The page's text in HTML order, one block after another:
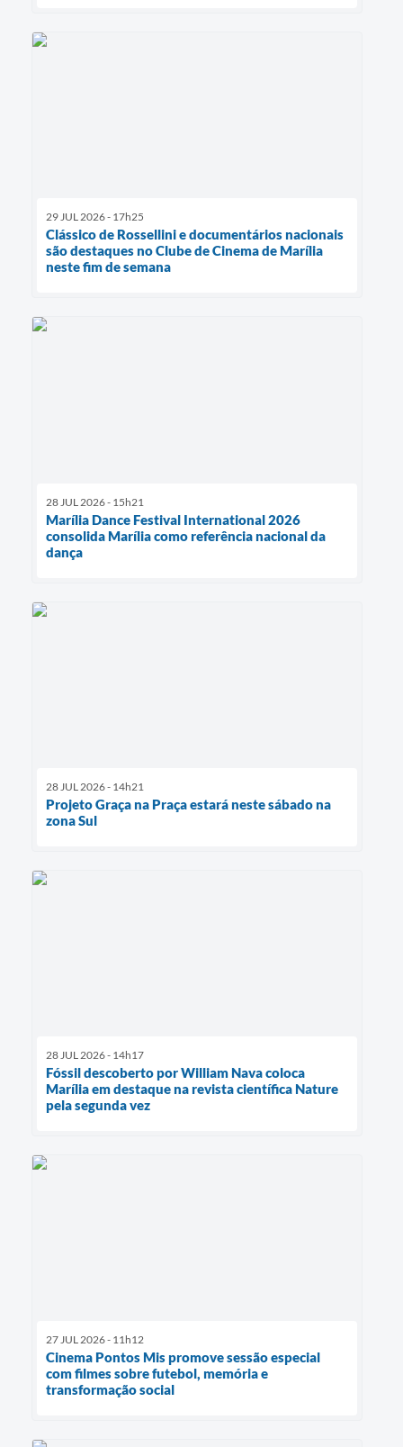
29 JUL 2026 - 17h25
Clássico de Rossellini e documentários nacionais
são destaques no Clube de Cinema de Marília
neste fim de semana
28 JUL 2026 - 15h21
Marília Dance Festival International 2026
consolida Marília como referência nacional da
dança
28 JUL 2026 - 14h21
Projeto Graça na Praça estará neste sábado na
zona Sul
28 JUL 2026 - 14h17
Fóssil descoberto por William Nava coloca
Marília em destaque na revista científica Nature
pela segunda vez
27 JUL 2026 - 11h12
Cinema Pontos Mis promove sessão especial
com filmes sobre futebol, memória e
transformação social